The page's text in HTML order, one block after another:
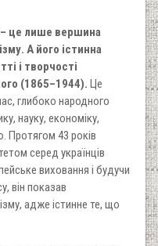
– це лише вершина
А його істинна
і творчості
(1865–1944). Це
глибоко народного
науку, економіку,
Протягом 43 років
серед українців
виховання і будучи
він показав
адже істинне те, що